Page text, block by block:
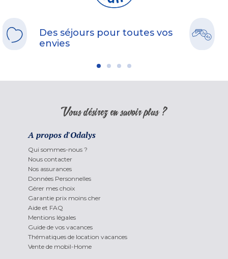
Des séjours pour toutes vos
envies
Vous désirez en savoir plus ?
A propos d'Odalys
Qui sommes-nous ?
Nous contacter
Nos assurances
Données Personnelles
Gérer mes choix
Garantie prix moins cher
Aide et FAQ
Mentions légales
Guide de vos vacances
Thématiques de location vacances
Vente de mobil-Home